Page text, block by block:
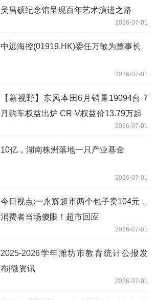
吴昌硕纪念馆呈现百年艺术演进之路
2026-07-01
中远海控(01919.HK)委任万敏为董事长
2026-07-01
【新视野】东风本田6月销量19094台 7
月购车权益出炉 CR-V权益价13.79万起
2026-07-01
10亿，湖南株洲落地一只产业基金
2026-07-01
今日视点:一永辉超市两个包子卖104元，
消费者当场傻眼！超市回应
2026-07-01
2025-2026学年潍坊市教育统计公报发
布|微资讯
2026-07-01